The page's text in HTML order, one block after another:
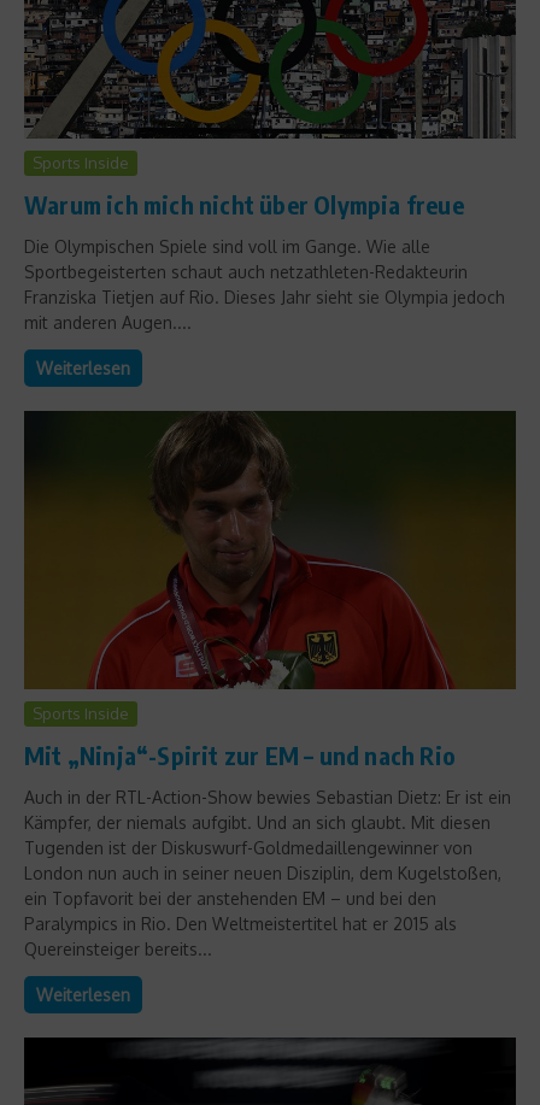
Sports Inside
Warum ich mich nicht über Olympia freue
Die Olympischen Spiele sind voll im Gange. Wie alle
Sportbegeisterten schaut auch netzathleten-Redakteurin
Franziska Tietjen auf Rio. Dieses Jahr sieht sie Olympia jedoch
mit anderen Augen....
Weiterlesen
Sports Inside
Mit „Ninja“-Spirit zur EM – und nach Rio
Auch in der RTL-Action-Show bewies Sebastian Dietz: Er ist ein
Kämpfer, der niemals aufgibt. Und an sich glaubt. Mit diesen
Tugenden ist der Diskuswurf-Goldmedaillengewinner von
London nun auch in seiner neuen Disziplin, dem Kugelstoßen,
ein Topfavorit bei der anstehenden EM – und bei den
Paralympics in Rio. Den Weltmeistertitel hat er 2015 als
Quereinsteiger bereits...
Weiterlesen